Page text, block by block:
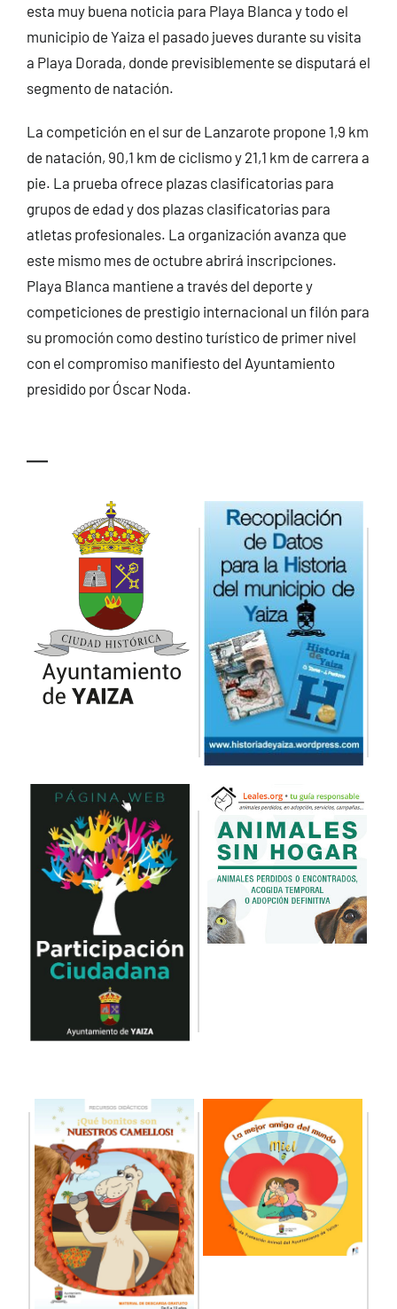
esta muy buena noticia para Playa Blanca y todo el
municipio de Yaiza el pasado jueves durante su visita
a Playa Dorada, donde previsiblemente se disputará el
segmento de natación.
La competición en el sur de Lanzarote propone 1,9 km
de natación, 90,1 km de ciclismo y 21,1 km de carrera a
pie. La prueba ofrece plazas clasificatorias para
grupos de edad y dos plazas clasificatorias para
atletas profesionales. La organización avanza que
este mismo mes de octubre abrirá inscripciones.
Playa Blanca mantiene a través del deporte y
competiciones de prestigio internacional un filón para
su promoción como destino turístico de primer nivel
con el compromiso manifiesto del Ayuntamiento
presidido por Óscar Noda.
—